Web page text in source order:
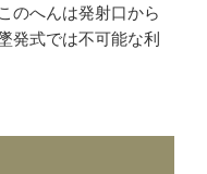
のへんは発射口から
発式では不可能な利